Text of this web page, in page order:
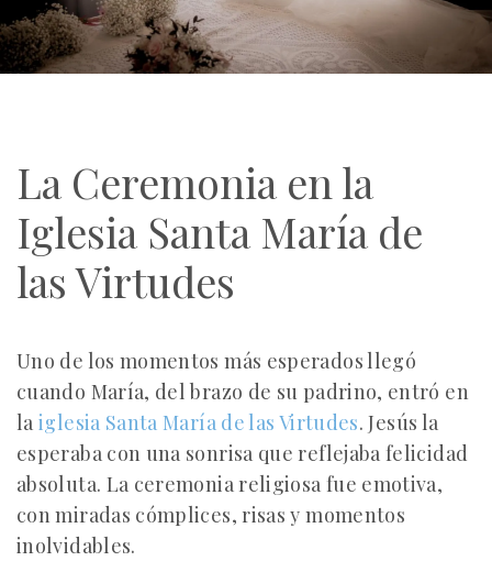
La Ceremonia en la
Iglesia Santa María de
las Virtudes
Uno de los momentos más esperados llegó
cuando María, del brazo de su padrino, entró en
laiglesia Santa María de las Virtudes. Jesús la
esperaba con una sonrisa que reflejaba felicidad
absoluta. La ceremonia religiosa fue emotiva,
con miradas cómplices, risas y momentos
inolvidables.